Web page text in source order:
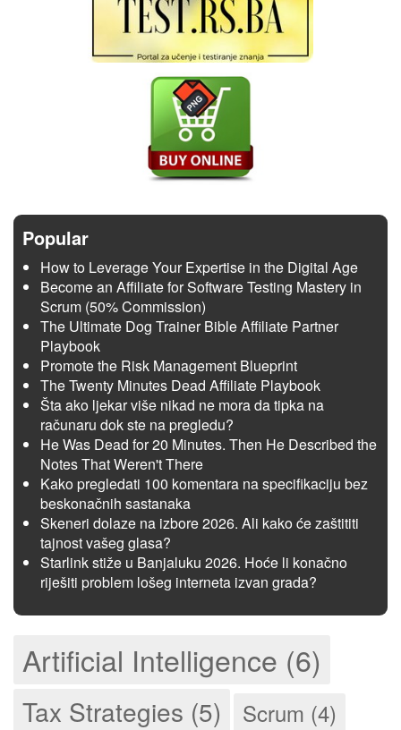
Popular
How to Leverage Your Expertise in the Digital Age
Become an Affiliate for Software Testing Mastery in
Scrum (50% Commission)
The Ultimate Dog Trainer Bible Affiliate Partner
Playbook
Promote the Risk Management Blueprint
The Twenty Minutes Dead Affiliate Playbook
Šta ako ljekar više nikad ne mora da tipka na
računaru dok ste na pregledu?
He Was Dead for 20 Minutes. Then He Described the
Notes That Weren't There
Kako pregledati 100 komentara na specifikaciju bez
beskonačnih sastanaka
Skeneri dolaze na izbore 2026. Ali kako će zaštititi
tajnost vašeg glasa?
Starlink stiže u Banjaluku 2026. Hoće li konačno
riješiti problem lošeg interneta izvan grada?
Artificial Intelligence (6)
Tax Strategies (5) Scrum (4)